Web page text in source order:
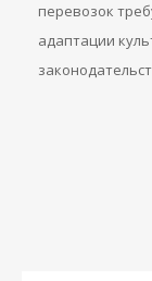
перевозок
адаптации